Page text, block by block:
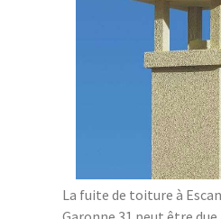
La fuite de toiture à